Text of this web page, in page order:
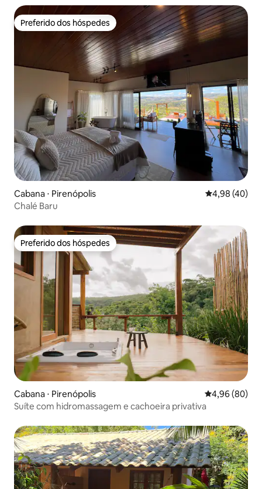
Preferido dos hóspedes
Preferido dos hóspedes
Cabana ⋅ Pirenópolis 4,98 de uma
4,98 (40)
Chalé Baru
Preferido dos hóspedes
Preferido dos hóspedes
Cabana ⋅ Pirenópolis 4,96 de uma
4,96 (80)
Suíte com hidromassagem e cachoeira privativa